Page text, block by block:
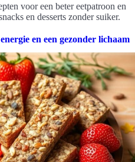
voor een beter eetpatroon en
en desserts zonder suiker.
en een gezonder lichaam